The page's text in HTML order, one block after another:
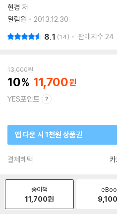
현경 저
열림원
2013.12.30.
8.1 14 판매지수 24
13,000원
10 11,700
YES포인트
앱 다운 시 1천원 상품권
결제혜택
종이책
11,700원